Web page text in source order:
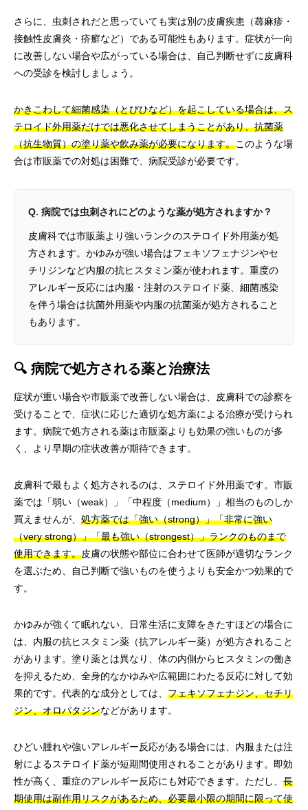
さらに、虫刺されだと思っていても実は別の皮膚疾患（蕁麻疹・
接触性皮膚炎・疥癬など）である可能性もあります。症状が一向
に改善しない場合や広がっている場合は、自己判断せずに皮膚科
への受診を検討しましょう。
かきこわして細菌感染（とびひなど）を起こしている場合は、ス
テロイド外用薬だけでは悪化させてしまうことがあり、抗菌薬
（抗生物質）の塗り薬や飲み薬が必要になります。このような場
合は市販薬での対処は困難で、病院受診が必要です。
Q. 病院では虫刺されにどのような薬が処方されますか？
皮膚科では市販薬より強いランクのステロイド外用薬が処
方されます。かゆみが強い場合はフェキソフェナジンやセ
チリジンなど内服の抗ヒスタミン薬が使われます。重度の
アレルギー反応には内服・注射のステロイド薬、細菌感染
を伴う場合は抗菌外用薬や内服の抗菌薬が処方されること
もあります。
🔍 病院で処方される薬と治療法
症状が重い場合や市販薬で改善しない場合は、皮膚科での診察を
受けることで、症状に応じた適切な処方薬による治療が受けられ
ます。病院で処方される薬は市販薬よりも効果の強いものが多
く、より早期の症状改善が期待できます。
皮膚科で最もよく処方されるのは、ステロイド外用薬です。市販
薬では「弱い（weak）」「中程度（medium）」相当のものしか
買えませんが、 処方薬では「強い（strong）」「非常に強い
（very strong）」「最も強い（strongest）」ランクのものまで
使用できます。皮膚の状態や部位に合わせて医師が適切なランク
を選ぶため、自己判断で強いものを使うよりも安全かつ効果的で
す。
かゆみが強くて眠れない、日常生活に支障をきたすほどの場合に
は、内服の抗ヒスタミン薬（抗アレルギー薬）が処方されること
があります。塗り薬とは異なり、体の内側からヒスタミンの働き
を抑えるため、全身的なかゆみや広範囲にわたる反応に対して効
果的です。代表的な成分としては、 フェキソフェナジン、セチリ
ジン、オロパタジンなどがあります。
ひどい腫れや強いアレルギー反応がある場合には、内服または注
射によるステロイド薬が短期間使用されることがあります。即効
性が高く、重症のアレルギー反応にも対応できます。ただし、 長
期使用は副作用リスクがあるため、必要最小限の期間に限って使